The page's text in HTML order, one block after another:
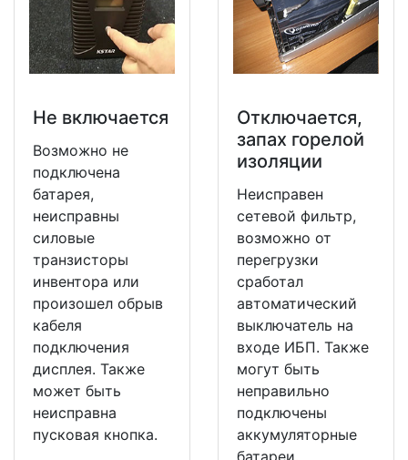
Не включается
Возможно не
подключена
батарея,
неисправны
силовые
транзисторы
инвентора или
произошел обрыв
кабеля
подключения
дисплея. Также
может быть
неисправна
пусковая кнопка.
Отключается,
запах горелой
изоляции
Неисправен
сетевой фильтр,
возможно от
перегрузки
сработал
автоматический
выключатель на
входе ИБП. Также
могут быть
неправильно
подключены
аккумуляторные